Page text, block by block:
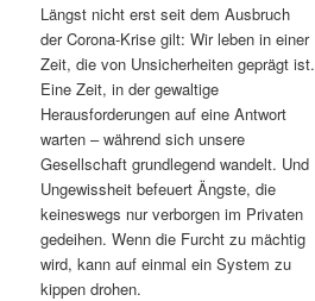
n
h
a
l
t
s
n
I
n
h
a
l
Längst nicht erst seit dem Ausbruch
der Corona-Krise gilt: Wir leben in einer
Zeit, die von Unsicherheiten geprägt ist.
Eine Zeit, in der gewaltige
Herausforderungen auf eine Antwort
warten – während sich unsere
Gesellschaft grundlegend wandelt. Und
Ungewissheit befeuert Ängste, die
keineswegs nur verborgen im Privaten
gedeihen. Wenn die Furcht zu mächtig
wird, kann auf einmal ein System zu
kippen drohen.